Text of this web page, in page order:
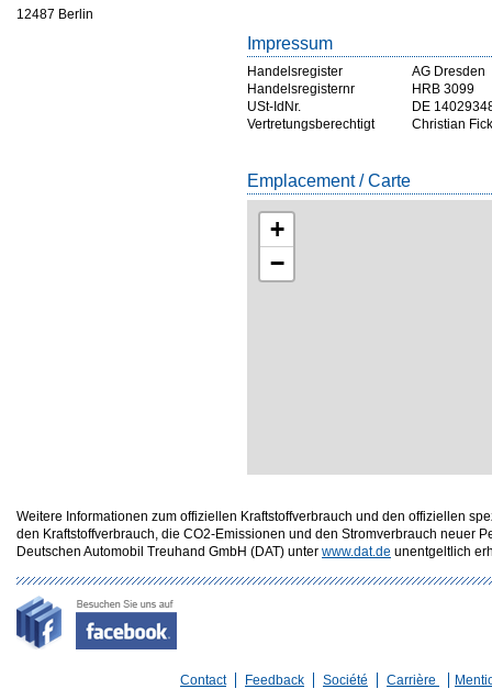
12487 Berlin
Impressum
Handelsregister
AG Dresden
Handelsregisternr
HRB 3099
USt-IdNr.
DE
Vertretungsberechtigt
Christian
Emplacement / Carte
+
−
Weitere Informationen zum offiziellen Kraftstoffverbrauch und den offiziellen
den Kraftstoffverbrauch, die CO2-Emissionen und den Stromverbrauch neuer
Deutschen Automobil Treuhand GmbH (DAT) unter www.dat.de unentgeltlich
Contact Feedback Société Carrière